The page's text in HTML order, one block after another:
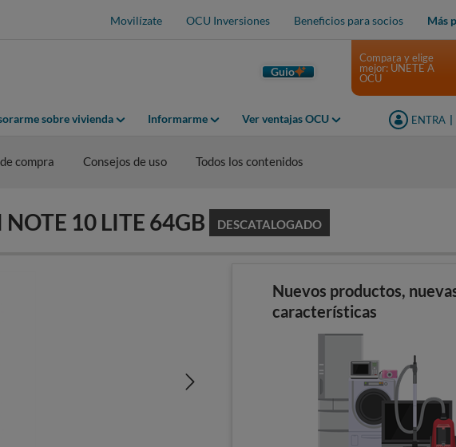
Movilízate OCU Inversiones Beneficios para socios Más
Guio
sobre vivienda Informarme Ver ventajas OCU ENTRA
Compara y elige
mejor: ÚNETE A
OCU
compra Consejos de uso Todos los contenidos
10 LITE 64GB DESCATALOGADO
Nuevos productos,
características